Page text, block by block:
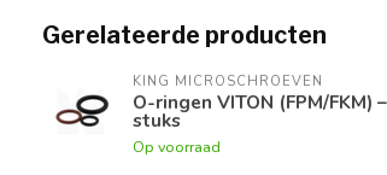
Gerelateerde producten
KING MICROSCHROEVEN
O-ringen VITON (FPM/FKM)
stuks
Op voorraad